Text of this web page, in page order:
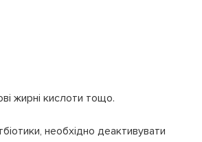
жирні кислоти тощо.
необхідно деактивувати